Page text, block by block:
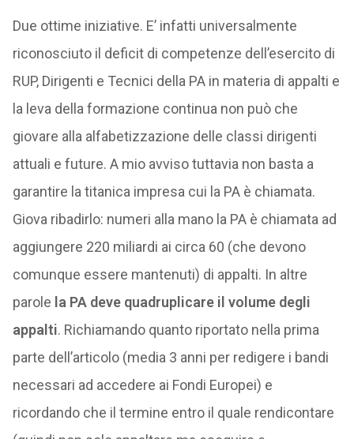
Due ottime iniziative. E’ infatti universalmente
riconosciuto il deficit di competenze dell’esercito di
RUP, Dirigenti e Tecnici della PA in materia di appalti e
la leva della formazione continua non può che
giovare alla alfabetizzazione delle classi dirigenti
attuali e future. A mio avviso tuttavia non basta a
garantire la titanica impresa cui la PA è chiamata.
Giova ribadirlo: numeri alla mano la PA è chiamata ad
aggiungere 220 miliardi ai circa 60 (che devono
comunque essere mantenuti) di appalti. In altre
parole la PA deve quadruplicare il volume degli
appalti. Richiamando quanto riportato nella prima
parte dell’articolo (media 3 anni per redigere i bandi
necessari ad accedere ai Fondi Europei) e
ricordando che il termine entro il quale rendicontare